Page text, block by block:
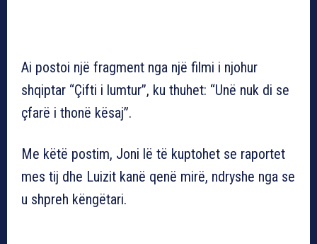
Ai postoi një fragment nga një filmi i njohur
shqiptar “Çifti i lumtur”, ku thuhet: “Unë nuk di se
çfarë i thonë kësaj”.
Me këtë postim, Joni lë të kuptohet se raportet
mes tij dhe Luizit kanë qenë mirë, ndryshe nga se
u shpreh këngëtari.